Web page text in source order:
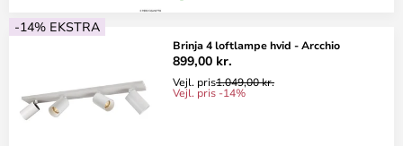
-14% EKSTRA
Brinja 4 loftlampe hvid - Arcchio
899,00 kr.
Vejl. pris1.049,00 kr.
Vejl. pris -14%